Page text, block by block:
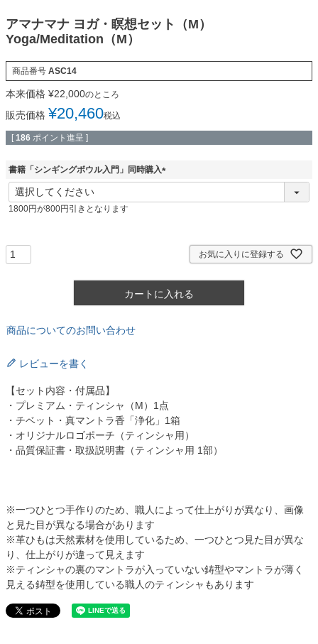
アマナマナ ヨガ・瞑想セット（M）
Yoga/Meditation（M）
商品番号 ASC14
本来価格 ¥22,000のところ
販売価格 ¥20,460税込
[ 186 ポイント進呈 ]
書籍「シンギングボウル入門」同時購入
(
1800円が800円引きとなります
お気に入りに登録する
カートに入れる
商品についてのお問い合わせ
レビューを書く
【セット内容・付属品】
・プレミアム・ティンシャ（M）1点
・チベット・真マントラ香「浄化」1箱
・オリジナルロゴポーチ（ティンシャ用）
・品質保証書・取扱説明書（ティンシャ用 1部）
※一つひとつ手作りのため、職人によって仕上がりが異なり、画像
と見た目が異なる場合があります
※革ひもは天然素材を使用しているため、一つひとつ見た目が異な
り、仕上がりが違って見えます
※ティンシャの裏のマントラが入っていない鋳型やマントラが薄く
見える鋳型を使用している職人のティンシャもあります